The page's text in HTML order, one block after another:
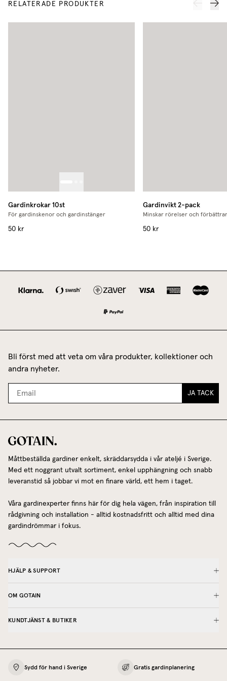
RELATERADE PRODUKTER
Gardinkrokar 10st
För gardinskenor och gardinstänger
50 kr
Gardinvikt 2-pack
Minskar rörelser och
50 kr
Bli först med att veta om våra produkter, kollektioner och
andra nyheter.
JA TACK
Måttbeställda gardiner enkelt, skräddarsydda i vår ateljé i Sverige.
Med ett noggrant utvalt sortiment, enkel upphängning och snabb
leveranstid så jobbar vi mot en finare värld, ett hem i taget.
Våra gardinexperter finns här för dig hela vägen, från inspiration till
rådgivning och installation - alltid kostnadsfritt och alltid med dina
gardindrömmar i fokus.
HJÄLP & SUPPORT
OM GOTAIN
KUNDTJÄNST & BUTIKER
Sydd för hand i Sverige Gratis gardinplanering